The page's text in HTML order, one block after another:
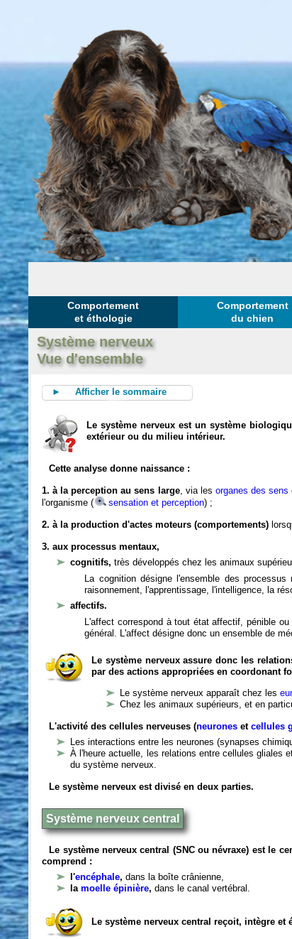
Comportement
et éthologie
Comportement
du chien
Système nerveux
Vue d'ensemble
► Afficher le sommaire
Le système nerveux est un système
extérieur ou du milieu intérieur.
Cette analyse donne naissance :
1. à la perception au sens large, via les organes des sens
l'organisme (
sensation et perception) ;
2. à la production d'actes moteurs (comportements)
3. aux processus mentaux,
cognitifs,très développés chez les animaux
La cognition désigne l'ensemble des
raisonnement, l'apprentissage, l'intelligence, la
affectifs.
L'affect correspond à tout état affectif, pénible
général. L'affect désigne donc un ensemble de
Le système nerveux assure donc les
par des actions appropriées en coordonant
Le système nerveux apparaît chez les
Chez les animaux supérieurs, et en
L'activité des cellules nerveuses (neurones etcellules
Les interactions entre les neurones (synapses
À l'heure actuelle, les relations entre cellules gliales
du système nerveux.
Le système nerveux est divisé en deux parties.
Système nerveux central
Le système nerveux central (SNC ou névraxe) est le
comprend :
l'encéphale,dans la boîte crânienne,
lamoelle épinière,dans le canal vertébral.
Le système nerveux central reçoit, intègre et